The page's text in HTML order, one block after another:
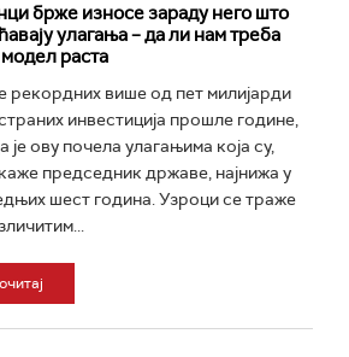
брже износе зараду него што
улагања – да ли нам треба
раста
рекордних више од пет милијарди
инвестиција прошле године,
је ову почела улагањима која су,
председник државе, најнижа у
шест година. Узроци се траже